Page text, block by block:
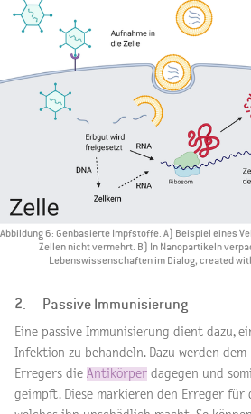
Abbildung 6: Genbasierte Impfstoffe. A) Beispiel eines
Zellen nicht vermehrt. B) In Nanopartikeln
Lebenswissenschaften im Dialog, created
2. Passive Immunisierung
Eine passive Immunisierung dient dazu,
Infektion zu behandeln. Dazu werden
Erregers die Antikörper dagegen und
geimpft. Diese markieren den Erreger für